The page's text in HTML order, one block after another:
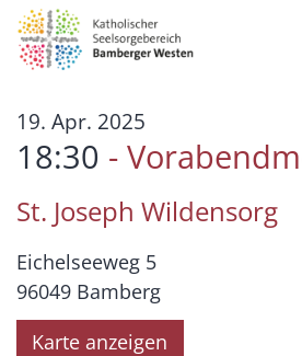
Zum Inhalt springen
19. Apr. 2025
18:30
St. Joseph Wildensorg
Eichelseeweg 5
96049 Bamberg
Karte anzeigen